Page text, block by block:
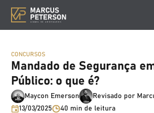
CONCURSOS
Mandado de Segurança
Público: o que é?
Maycon Emerson
Revisado por
13/03/2025
40 min de leitura